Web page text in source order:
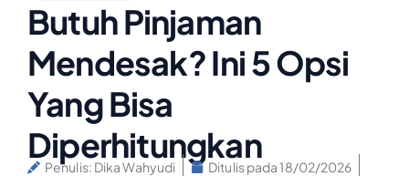
Butuh Pinjaman
Mendesak? Ini 5 Opsi
Yang Bisa
Diperhitungkan
Penulis: Dika Wahyudi Ditulis pada18/02/2026